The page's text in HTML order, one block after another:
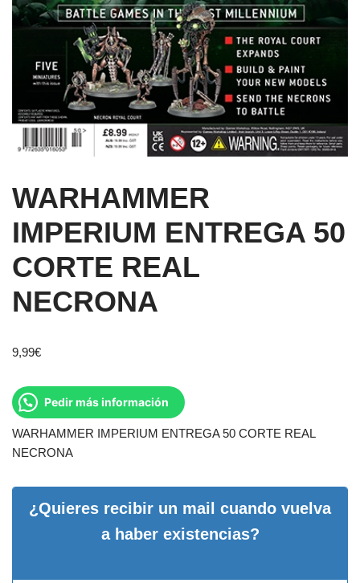
WARHAMMER
IMPERIUM ENTREGA 50
CORTE REAL
NECRONA
9,99€
Pedir más información
WARHAMMER IMPERIUM ENTREGA 50 CORTE REAL
NECRONA
¿Quieres recibir un mail cuando vuelva
a haber existencias?